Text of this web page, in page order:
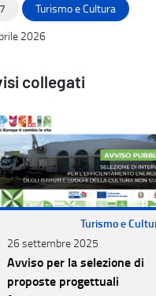
Turismo e Cultura
2026
collegati
Turismo e
26 settembre 2025
Avviso per la selezione di
proposte progettuali